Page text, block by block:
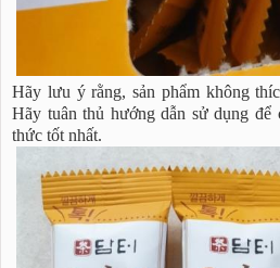
Hãy lưu ý rằng, sản phẩm không
Hãy tuân thủ hướng dẫn sử dụng
thức tốt nhất.